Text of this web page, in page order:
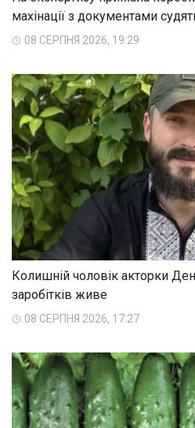
махінації з документами
08 СЕРПНЯ 2026, 19:29
Колишній чоловік акторки
заробітків живе
08 СЕРПНЯ 2026, 17:27